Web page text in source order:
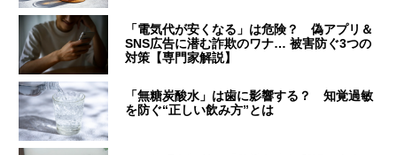
「電気代が安くなる」は危険？ 偽アプリ＆
SNS広告に潜む詐欺のワナ… 被害防ぐ3つの
対策【専門家解説】
「無糖炭酸水」は歯に影響する？ 知覚過敏
を防ぐ“正しい飲み方”とは